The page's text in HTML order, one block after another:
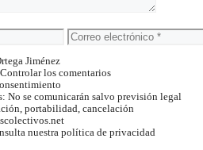
Correo
electrónico
Jiménez
los comentarios
No se comunicarán salvo previsión legal
portabilidad, cancelación
nuestra política de privacidad